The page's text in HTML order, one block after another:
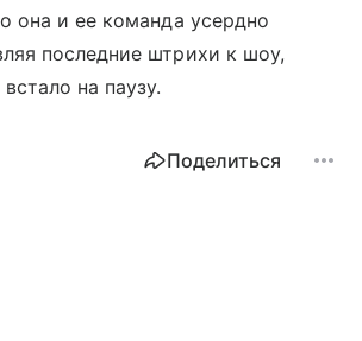
она и ее команда усердно
последние штрихи к шоу,
на паузу.
Поделиться